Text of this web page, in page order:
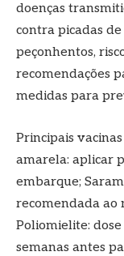
doenças
contra picadas
peçonhentos,
recomendações
medidas para
Principais
amarela: aplicar
embarque;
recomendada ao
Poliomielite:
semanas antes